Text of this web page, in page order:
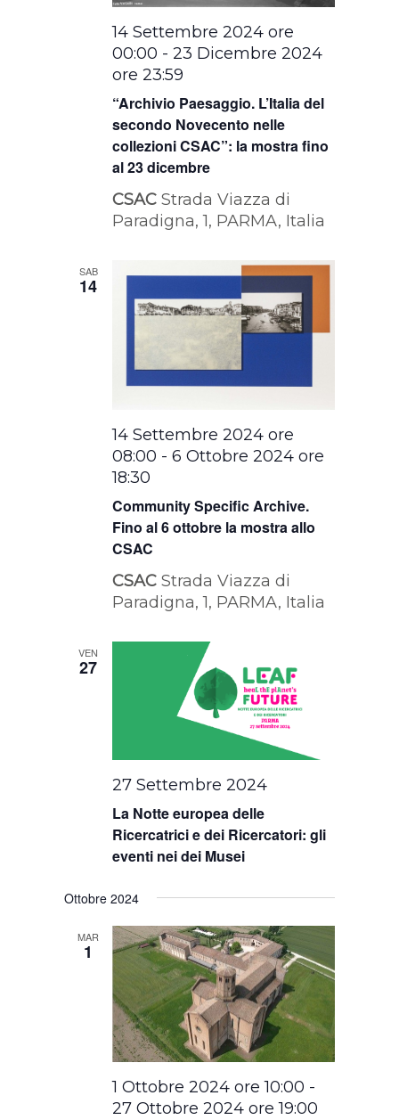
“Archivio Paesaggio. L’Italia del
secondo Novecento nelle
collezioni CSAC”: la mostra fino
al 23 dicembre
14 Settembre 2024 ore
00:00 -23 Dicembre 2024
ore 23:59
CSACStrada Viazza di
Paradigna, 1, PARMA, Italia
SAB
14
Community Specific Archive.
Fino al 6 ottobre la mostra allo
CSAC
14 Settembre 2024 ore
08:00 -6 Ottobre 2024 ore
18:30
CSACStrada Viazza di
Paradigna, 1, PARMA, Italia
VEN
27
La Notte europea delle
Ricercatrici e dei Ricercatori: gli
eventi nei dei Musei
27 Settembre 2024
Ottobre 2024
MAR
1
1 Ottobre 2024 ore 10:00 -
27 Ottobre 2024 ore 19:00